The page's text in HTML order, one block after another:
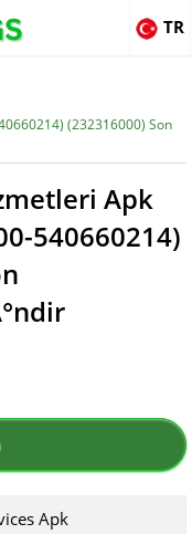
TR
(232316000) Son
Apk
540660214)
Apk